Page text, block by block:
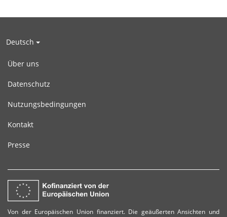
Deutsch
Über uns
Datenschutz
Nutzungsbedingungen
Kontakt
Presse
Von der Europäischen Union finanziert. Die geäußerten Ansichten und